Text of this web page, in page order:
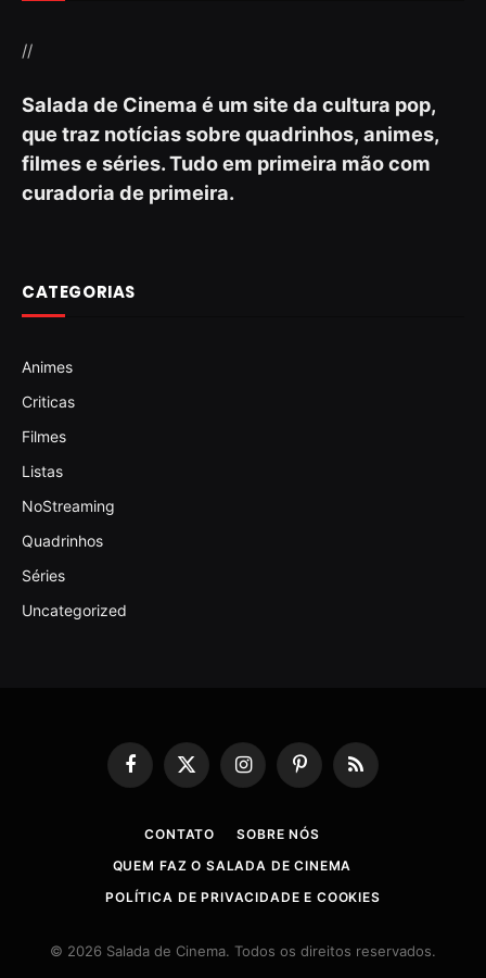
//
Salada de Cinema é um site da cultura pop,
que traz notícias sobre quadrinhos, animes,
filmes e séries. Tudo em primeira mão com
curadoria de primeira.
CATEGORIAS
Animes
Criticas
Filmes
Listas
NoStreaming
Quadrinhos
Séries
Uncategorized
Facebook
X
(Twitter)
InstagramPinterestRSS
CONTATO
SOBRE NÓS
QUEM FAZ O SALADA DE CINEMA
POLÍTICA DE PRIVACIDADE E COOKIES
© 2026 Salada de Cinema. Todos os direitos reservados.